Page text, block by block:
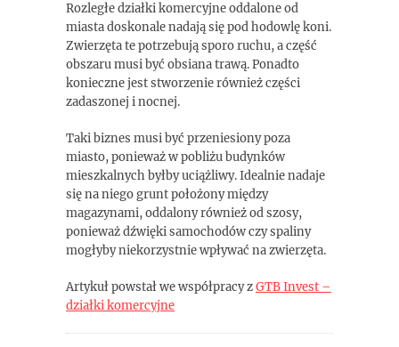
Rozległe działki komercyjne oddalone od
miasta doskonale nadają się pod hodowlę koni.
Zwierzęta te potrzebują sporo ruchu, a część
obszaru musi być obsiana trawą. Ponadto
konieczne jest stworzenie również części
zadaszonej i nocnej.
Taki biznes musi być przeniesiony poza
miasto, ponieważ w pobliżu budynków
mieszkalnych byłby uciążliwy. Idealnie nadaje
się na niego grunt położony między
magazynami, oddalony również od szosy,
ponieważ dźwięki samochodów czy spaliny
mogłyby niekorzystnie wpływać na zwierzęta.
Artykuł powstał we współpracy zGTB Invest –
działki komercyjne